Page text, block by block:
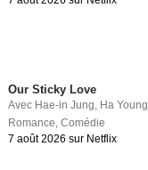
Our Sticky Love
Avec Hae-in Jung, Ha Young
Romance,Comédie
7 août 2026 sur Netflix